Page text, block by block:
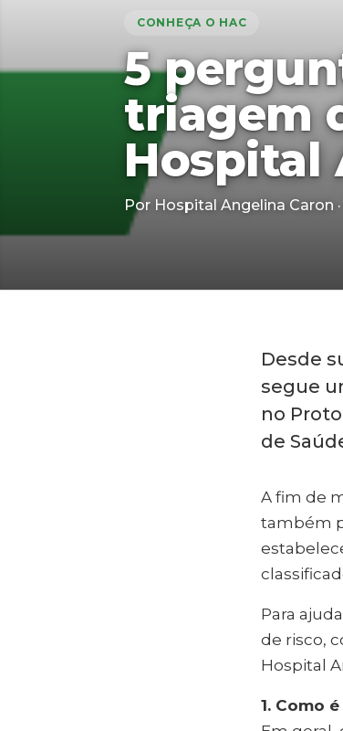
CONHEÇA O HAC
5
triagem
Hospital
Por Hospital Angelina Caron
Desde
segue
no
de
A fim de
também
Para
de risco,
Hospital
1. Como